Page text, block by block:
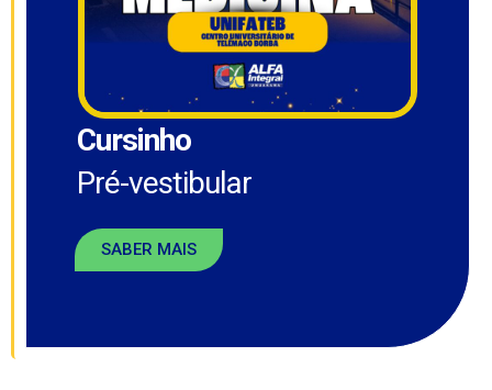
Cursinho
Pré-vestibular
SABER MAIS